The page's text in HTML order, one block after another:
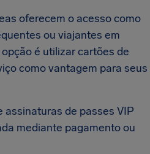
oferecem o acesso como
ou viajantes em
é utilizar cartões de
como vantagem para seus
assinaturas de passes VIP
mediante pagamento ou